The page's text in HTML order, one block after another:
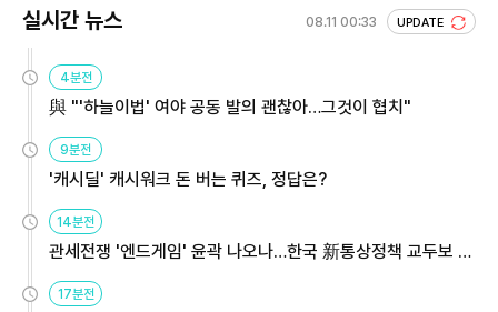
실시간 뉴스 08.11 00:33 UPDATE
4분전
與 "'하늘이법' 여야 공동 발의 괜찮아…그것이 협치"
9분전
'캐시딜' 캐시워크 돈 버는 퀴즈, 정답은?
14분전
관세전쟁 '엔드게임' 윤곽 나오나…한국 新통상정책 교두보 활
용해야
17분전